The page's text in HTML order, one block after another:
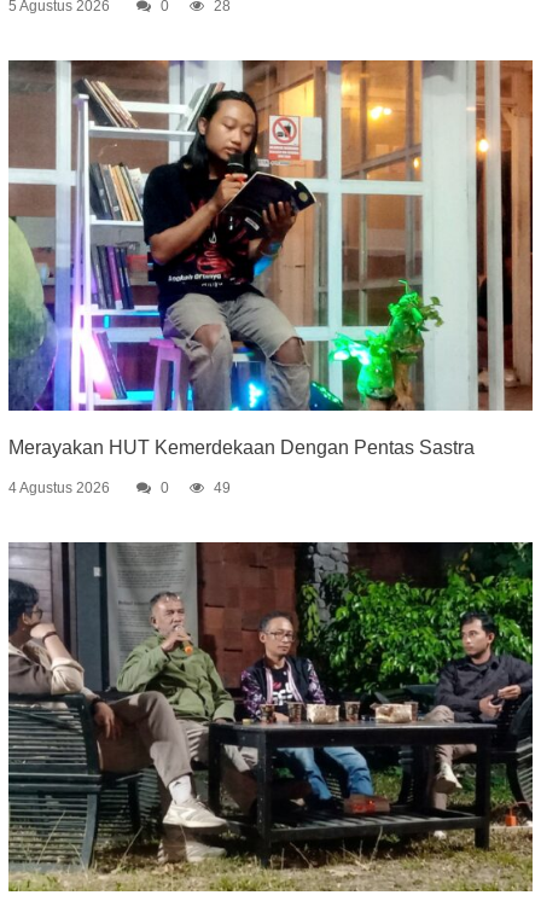
5 Agustus 2026 0 28
Merayakan HUT Kemerdekaan Dengan Pentas Sastra
4 Agustus 2026 0 49